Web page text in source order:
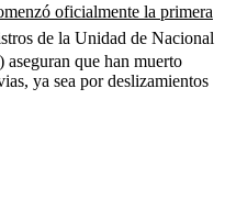
oficialmente la primera
de la Unidad de Nacional
que han muerto
ya sea por deslizamientos